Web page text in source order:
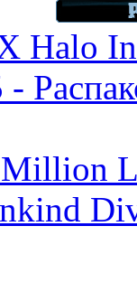
Halo
Million